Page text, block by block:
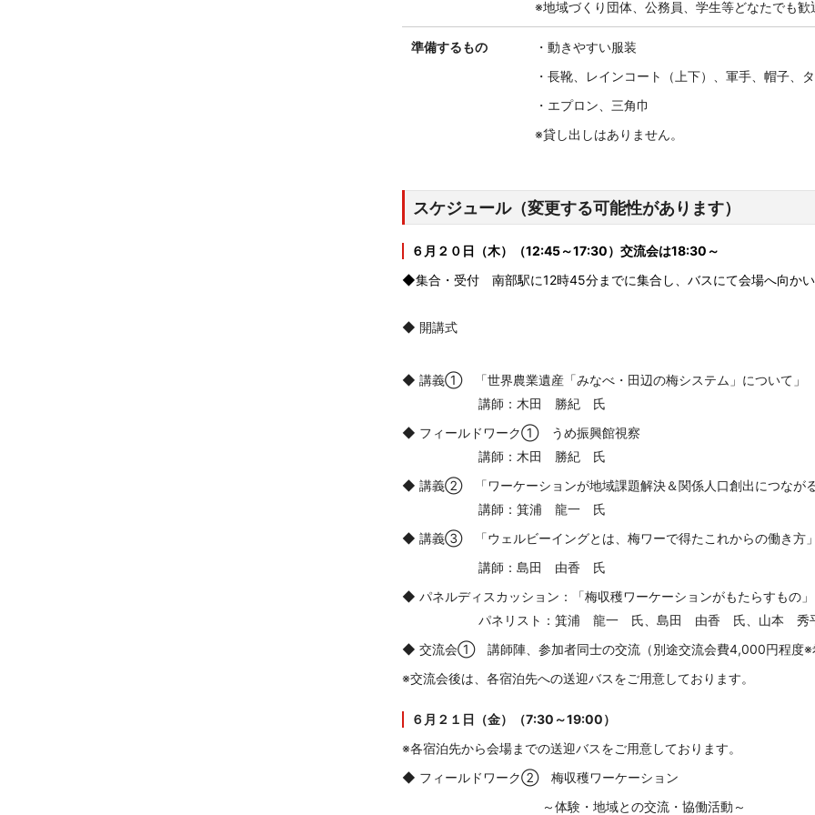
※地域づくり団体、公務員、学生等どなたでも
準備するもの
・動きやすい服装
・長靴、レインコート（上下）、軍手、帽子、
・エプロン、三角巾
※貸し出しはありません。
スケジュール（変更する可能性があります）
６月２０日（木）（12:45～17:30）交流会は18:30～
◆集合・受付 南部駅に12時45分までに集合し、バスにて会場へ向か
◆ 開講式
◆ 講義① 「世界農業遺産「みなべ・田辺の梅システム」について」
講師：木田 勝紀 氏
◆ フィールドワーク① うめ振興館視察
講師：木田 勝紀 氏
◆ 講義② 「ワーケーションが地域課題解決＆関係人口創出につながる
講師：箕浦 龍一 氏
◆ 講義③ 「ウェルビーイングとは、梅ワーで得たこれからの働き方」
講師：島田 由香 氏
◆ パネルディスカッション：「梅収穫ワーケーションがもたらすもの」
パネリスト：箕浦 龍一 氏、島田 由香 氏、山本 秀
◆ 交流会① 講師陣、参加者同士の交流（別途交流会費4,000円程度※
※交流会後は、各宿泊先への送迎バスをご用意しております。
６月２１日（金）（7:30～19:00）
※各宿泊先から会場までの送迎バスをご用意しております。
◆ フィールドワーク② 梅収穫ワーケーション
～体験・地域との交流・協働活動～